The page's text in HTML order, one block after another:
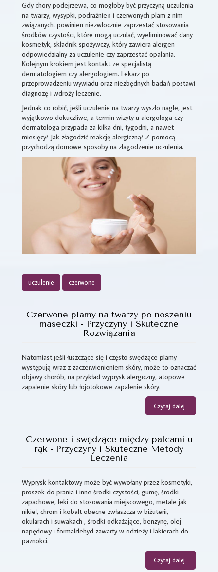
Gdy chory podejrzewa, co mogłoby być przyczyną uczulenia
na twarzy, wysypki, podrażnień i czerwonych plam z nim
związanych, powinien niezwłocznie zaprzestać stosowania
środków czystości, które mogą uczulać, wyeliminować dany
kosmetyk, składnik spożywczy, który zawiera alergen
odpowiedzialny za uczulenie czy zaprzestać opalania.
Kolejnym krokiem jest kontakt ze specjalistą
dermatologiem czy alergologiem. Lekarz po
przeprowadzeniu wywiadu oraz niezbędnych badań postawi
diagnozę i wdroży leczenie.
Jednak co robić, jeśli uczulenie na twarzy wyszło nagle, jest
wyjątkowo dokuczliwe, a termin wizyty u alergologa czy
dermatologa przypada za kilka dni, tygodni, a nawet
miesięcy? Jak złagodzić reakcję alergiczną? Z pomocą
przychodzą domowe sposoby na złagodzenie uczulenia.
uczulenie czerwone
Czerwone plamy na twarzy po noszeniu
maseczki - Przyczyny i Skuteczne
Rozwiązania
Natomiast jeśli łuszczące się i często swędzące plamy
występują wraz z zaczerwienieniem skóry, może to oznaczać
objawy chorób, na przykład wyprysk alergiczny, atopowe
zapalenie skóry lub łojotokowe zapalenie skóry.
Czytaj dalej...
Czerwone i swędzące między palcami u
rąk - Przyczyny i Skuteczne Metody
Leczenia
Wyprysk kontaktowy może być wywołany przez kosmetyki,
proszek do prania i inne środki czystości, gumę, środki
zapachowe, leki do stosowania miejscowego, metale jak
nikiel, chrom i kobalt obecne zwłaszcza w biżuterii,
okularach i suwakach , środki odkażające, benzynę, olej
napędowy i formaldehyd zawarty w odzieży i lakierach do
paznokci.
Czytaj dalej...